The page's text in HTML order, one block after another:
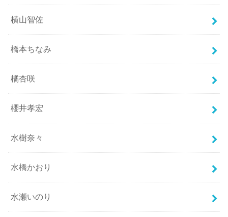
横山智佐
橋本ちなみ
橘杏咲
櫻井孝宏
水樹奈々
水橋かおり
水瀬いのり